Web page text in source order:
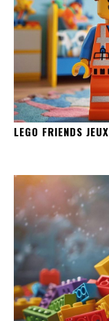
LEGO FRIENDS JEUX